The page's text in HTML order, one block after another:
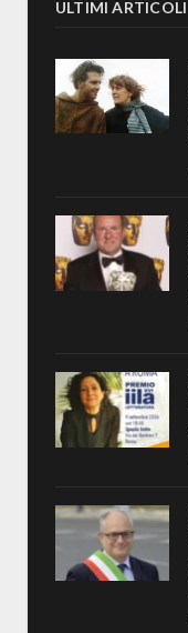
ULTIMI ARTICOLI